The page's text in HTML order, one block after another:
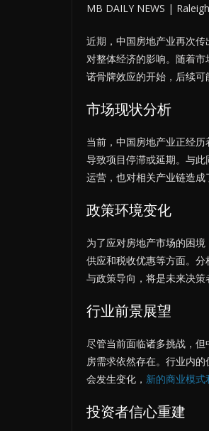
MB DAILY NEWS |
近期，中国房地产业再次
对整体经济的影响。随着
诺骨牌效应的开始，后续可
市场现状分析
当前，中国房地产业正经
导致项目停滞或延期。与
运营，也对相关产业链造成
政策环境变化
为了应对房地产市场的困
供应和税收优惠等方面。
与政策导向，将是未来决策
行业前景展望
尽管当前面临诸多挑战，
房需求依然存在。行业内
会发生变化， 新的商业模
投资者信心重建